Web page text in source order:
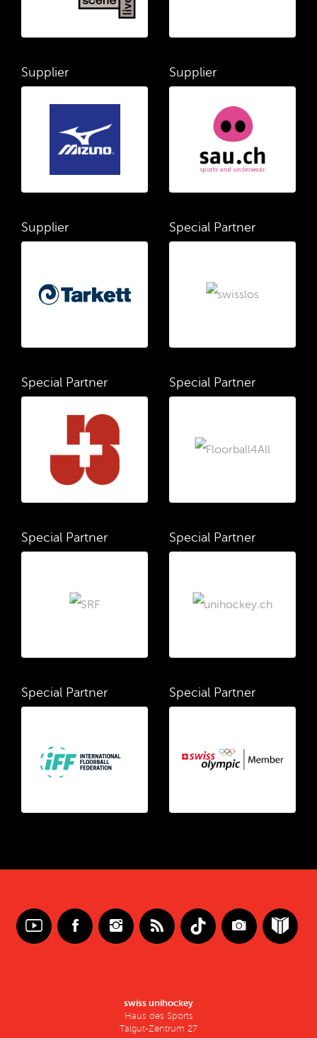
Supplier Supplier
Supplier Special Partner
Special Partner Special Partner
Special Partner Special Partner
Special Partner Special Partner
swiss unihockey
Haus des Sports
Talgut-Zentrum 27